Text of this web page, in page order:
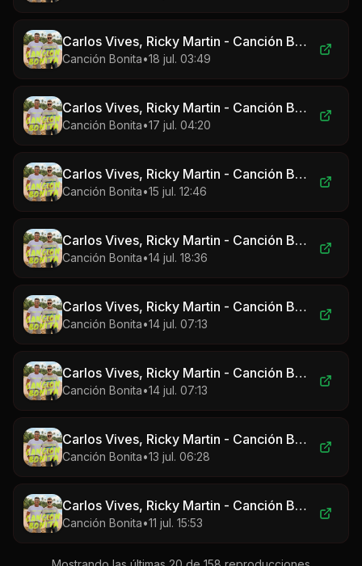
Carlos Vives, Ricky Martin - Canción Bonita
Canción Bonita•18 jul. 03:49
Carlos Vives, Ricky Martin - Canción Bonita
Canción Bonita•17 jul. 04:20
Carlos Vives, Ricky Martin - Canción Bonita
Canción Bonita•15 jul. 12:46
Carlos Vives, Ricky Martin - Canción Bonita
Canción Bonita•14 jul. 18:36
Carlos Vives, Ricky Martin - Canción Bonita
Canción Bonita•14 jul. 07:13
Carlos Vives, Ricky Martin - Canción Bonita
Canción Bonita•14 jul. 07:13
Carlos Vives, Ricky Martin - Canción Bonita
Canción Bonita•13 jul. 06:28
Carlos Vives, Ricky Martin - Canción Bonita
Canción Bonita•11 jul. 15:53